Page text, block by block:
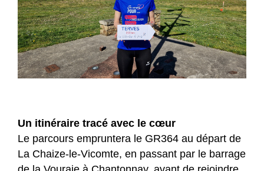
Un itinéraire tracé avec le cœur
Le parcours empruntera le GR364 au départ de
La Chaize-le-Vicomte, en passant par le barrage